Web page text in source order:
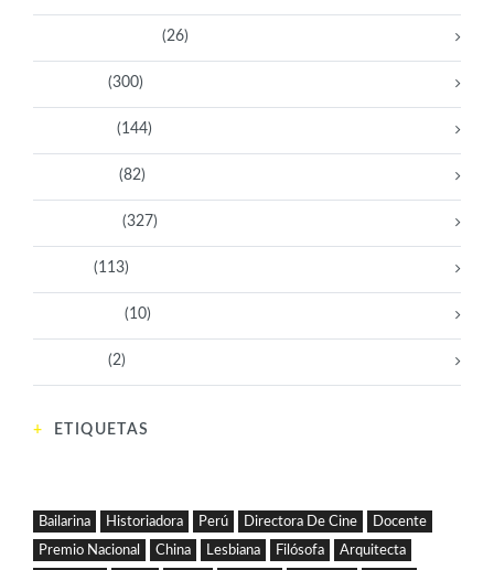
(26)
(300)
(144)
(82)
(327)
(113)
(10)
(2)
ETIQUETAS
Bailarina Historiadora Perú Directora De Cine
Docente
Premio Nacional
China Lesbiana Filósofa
Arquitecta